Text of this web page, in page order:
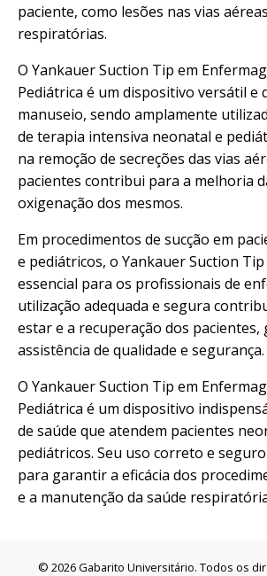
paciente, como lesões nas vias
respiratórias.
O Yankauer Suction Tip em
Pediátrica é um dispositivo versátil e
manuseio, sendo amplamente
de terapia intensiva neonatal e
na remoção de secreções das vias
pacientes contribui para a melhoria
oxigenação dos mesmos.
Em procedimentos de sucção em
e pediátricos, o Yankauer Suction
essencial para os profissionais de
utilização adequada e segura
estar e a recuperação dos
assistência de qualidade e segurança.
O Yankauer Suction Tip em
Pediátrica é um dispositivo
de saúde que atendem pacientes
pediátricos. Seu uso correto e
para garantir a eficácia dos
e a manutenção da saúde
© 2026 Gabarito Universitário. Todos os